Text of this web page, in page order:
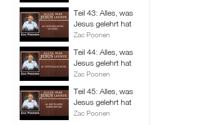
Teil 43: Alles, was
Jesus gelehrt hat
Zac Poonen
Teil 44: Alles, was
Jesus gelehrt hat
Zac Poonen
Teil 45: Alles, was
Jesus gelehrt hat
Zac Poonen